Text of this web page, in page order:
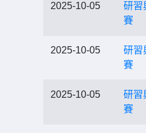
2025-10-05
研習
賽
2025-10-05
研習
賽
2025-10-05
研習
賽